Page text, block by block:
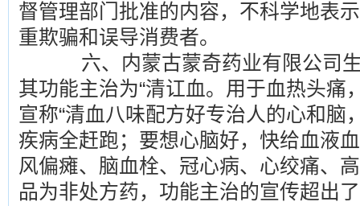
督管理部门批准的内容，不科学地表
重欺骗和误导消费者。
六、内蒙古蒙奇药业有限公司生
其功能主治为“清讧血。用于血热头痛
宣称“清血八味配方好专治人的心和脑
疾病全赶跑；要想心脑好，快给血液
风偏瘫、脑血栓、冠心病、心绞痛、
品为非处方药，功能主治的宣传超出